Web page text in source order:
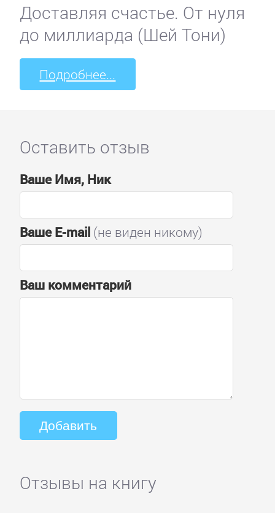
Доставляя счастье. От нуля
до миллиарда (Шей Тони)
Подробнее...
Оставить отзыв
Ваше Имя, Ник
Ваше E-mail(не виден никому)
Ваш комментарий
Отзывы на книгу